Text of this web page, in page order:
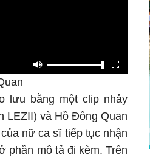
lưu bằng một clip nhảy
LEZII) và Hồ Đông Quan
nữ ca sĩ tiếp tục nhận
phần mô tả đi kèm. Trên